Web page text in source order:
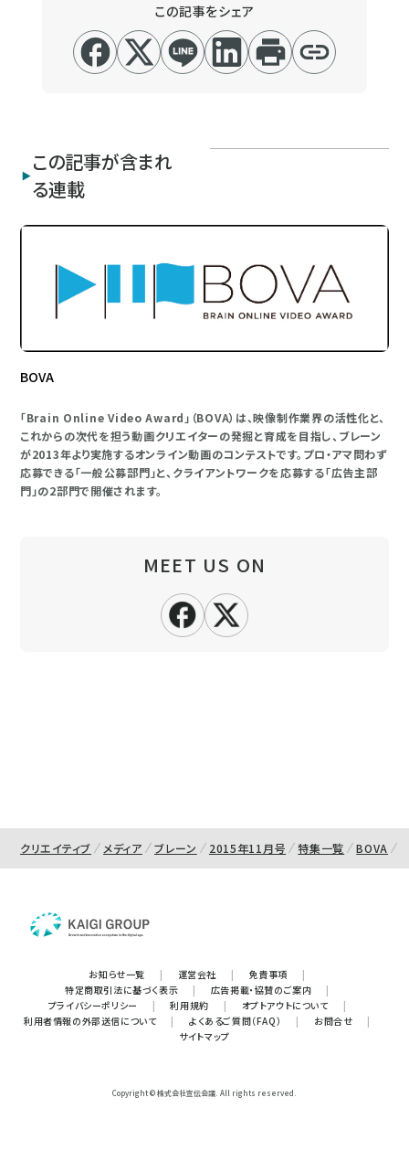
この記事をシェア
この記事が含まれ
る連載
BOVA
「Brain Online Video Award」（BOVA）は、映像制作業界の活性化と、
これからの次代を担う動画クリエイターの発掘と育成を目指し、ブレーン
が2013年より実施するオンライン動画のコンテストです。プロ・アマ問わず
応募できる「一般公募部門」と、クライアントワークを応募する「広告主部
門」の2部門で開催されます。
MEET US ON
クリエイティブ メディア ブレーン 2015年11月号 特集一覧 BOVA
お知らせ一覧 | 運営会社 | 免責事項
|
特定商取引法に基づく表示
| 広告掲載・協賛のご案内
|
プライバシーポリシー
| 利用規約 | オプトアウトについて
|
利用者情報の外部送信について
| よくあるご質問（FAQ） | お問合せ
|
サイトマップ
Copyright © 株式会社宣伝会議. All rights reserved.